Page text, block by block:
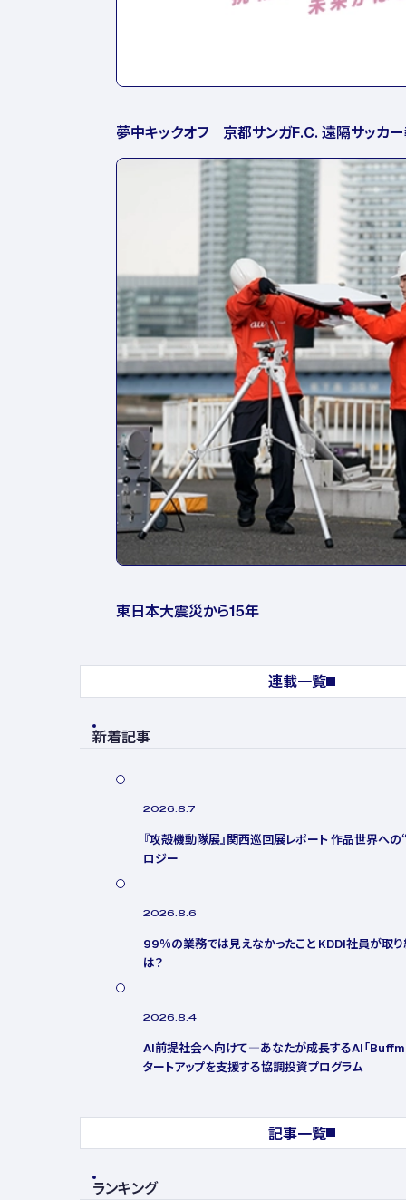
夢中キックオフ 京都サンガF.C. 遠隔サッカ
東日本大震災から15年
連載一覧
新着記事
2026.8.7
『攻殻機動隊展』関西巡回展レポート 作品世界への
ロジー
2026.8.6
99%の業務では見えなかったこと KDDI社員が取り
は？
2026.8.4
AI前提社会へ向けて―あなたが成長するAI「Buffmee
タートアップを支援する協調投資プログラム
記事一覧
ランキング